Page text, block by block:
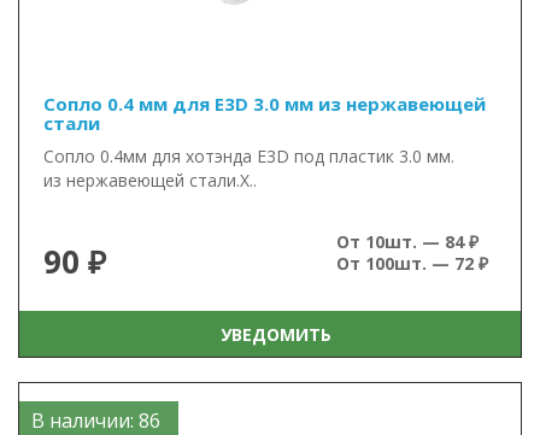
Сопло 0.4 мм для E3D 3.0 мм из нержавеющей
стали
Сопло 0.4мм для хотэнда E3D под пластик 3.0 мм.
из нержавеющей стали.Х..
90 ₽
От 10шт. — 84 ₽
От 100шт. — 72 ₽
УВЕДОМИТЬ
В наличии: 86